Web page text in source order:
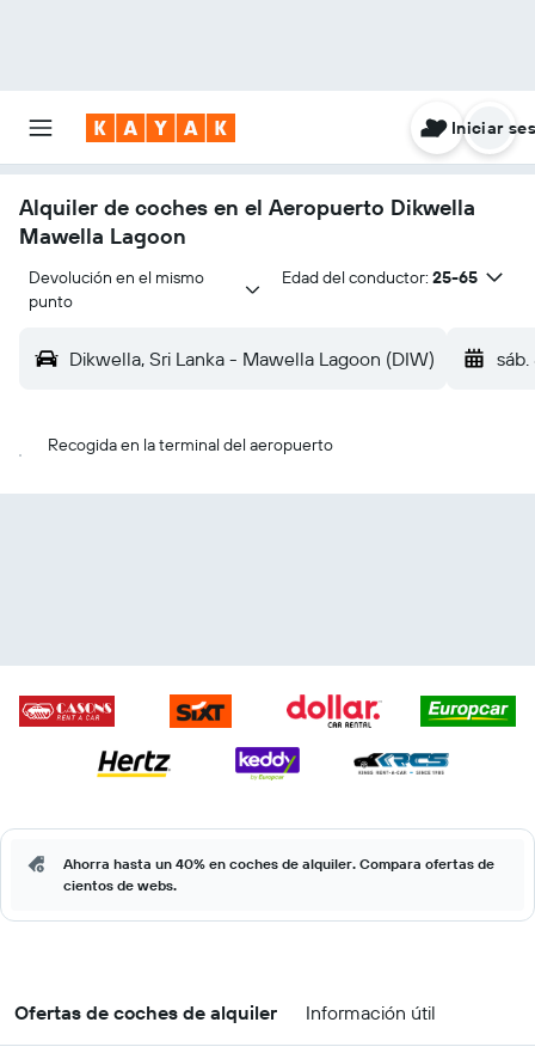
Iniciar
Alquiler de coches en el Aeropuerto Dikwella
Mawella Lagoon
Devolución en el mismo
punto
Edad del conductor: 25-65
Dikwella, Sri Lanka - Mawella Lagoon (DIW)
Recogida en la terminal del aeropuerto
Ahorra hasta un 40% en coches de alquiler. Compara ofertas de
cientos de webs.
Ofertas de coches de alquiler Información útil